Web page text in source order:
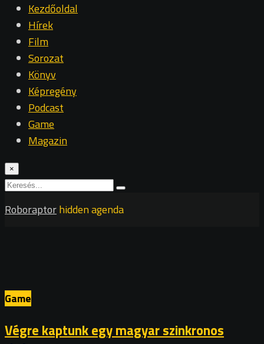
Kezdőoldal
Hírek
Film
Sorozat
Könyv
Képregény
Podcast
Game
Magazin
×
Roboraptorhidden agenda
Game
Végre kaptunk egy magyar szinkronos